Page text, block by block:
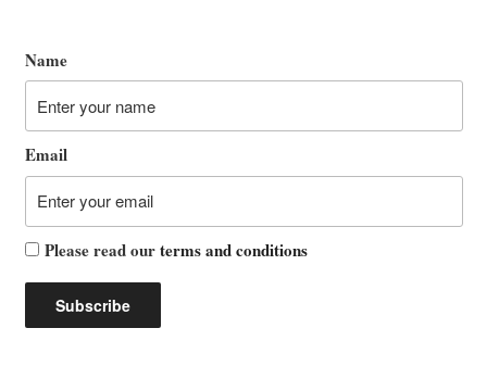
Name
Email
Please read ourterms and conditions